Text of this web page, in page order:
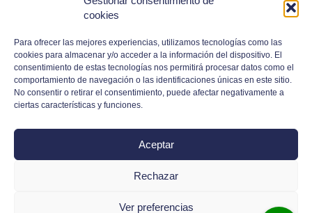
cookies
Para ofrecer las mejores experiencias, utilizamos tecnologías como las
cookies para almacenar y/o acceder a la información del dispositivo. El
consentimiento de estas tecnologías nos permitirá procesar datos como el
comportamiento de navegación o las identificaciones únicas en este sitio.
No consentir o retirar el consentimiento, puede afectar negativamente a
ciertas características y funciones.
Aceptar
Rechazar
Ver preferencias